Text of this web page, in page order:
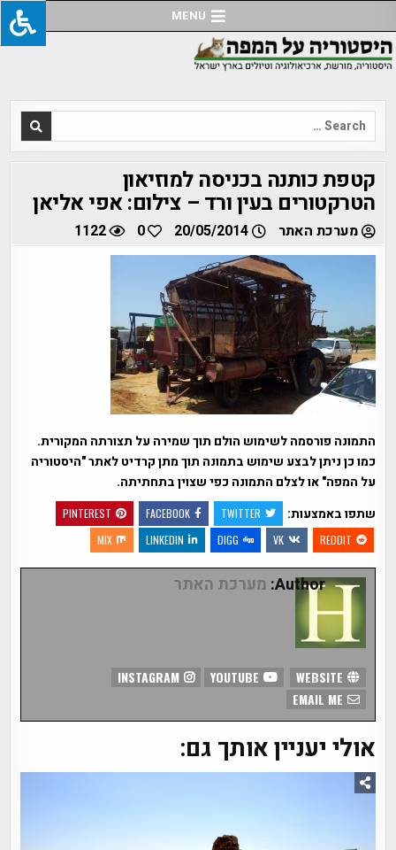
to
content
MENU
Search
for:
קטפת כותנה בכניסה למוזיאון
הטרקטורים בעין ורד – צילום: אפי אליאן
מערכת האתר 20/05/2014
0
1122
התמונה פורסמה לשימוש הולם תוך שמירה על תצורתה המקורית.
כמו כן ניתן לבצע שימוש בתמונה תוך מתן קרדיט לאתר "היסטוריה
על המפה" או לצלם התמונה כפי שצוין בתחתיתה.
שתפו באמצעות:
TWITTER
FACEBOOK
PINTEREST
REDDIT
VK
DIGG
LINKEDIN
MIX
Author: מערכת האתר
INSTAGRAM
אולי יעניין אותך גם: